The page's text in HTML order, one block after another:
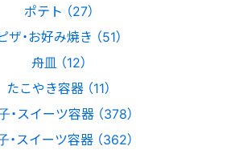
ポテト （27）
ザ・お好み焼き （51）
舟皿 （12）
たこやき容器 （11）
・スイーツ容器 （378）
・スイーツ容器 （362）